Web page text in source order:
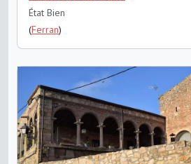
État Bien
(Ferran)